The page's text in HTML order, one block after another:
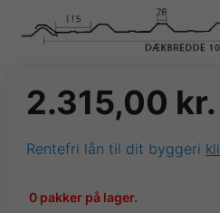
2.315,00 kr.
Rentefri lån til dit byggeri
0 pakker på lager.